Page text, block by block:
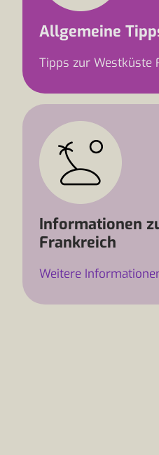
Allgemeine
Tipps zur Westküste
Informationen
Frankreich
Weitere